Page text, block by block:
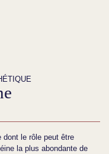
dont le rôle peut être
la plus abondante de